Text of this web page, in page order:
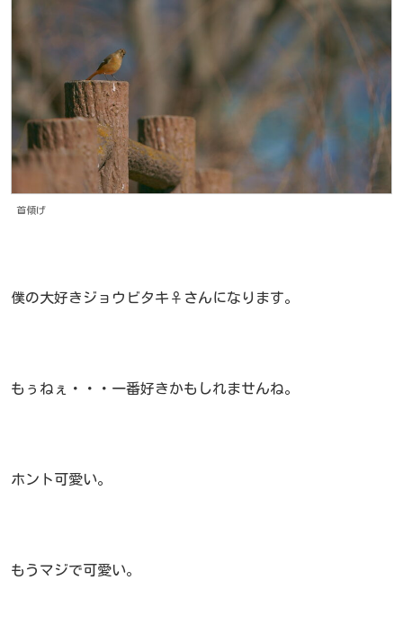
首傾げ
僕の大好きジョウビタキ♀さんになります。
もぅねぇ・・・一番好きかもしれませんね。
ホント可愛い。
もうマジで可愛い。